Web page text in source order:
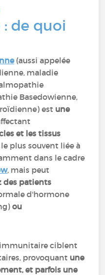
de quoi
(aussi appelée
maladie
Basedowienne,
est une
et les tissus
plus souvent liée à
dans le cadre
, mais peut
des patients
d'hormone
ou
immunitaire ciblent
provoquant une
et parfois une